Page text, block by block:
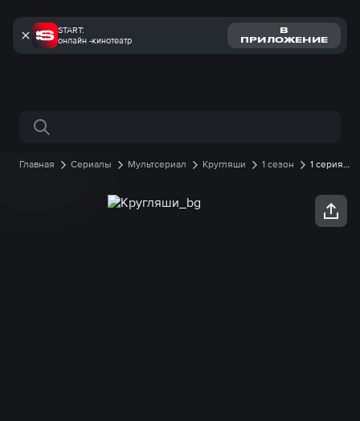
START:
онлайн -кинотеатр
В
ПРИЛОЖЕНИЕ
Поиск по сайту
Главная Сериалы Мультсериал Кругляши 1 сезон
1 серия